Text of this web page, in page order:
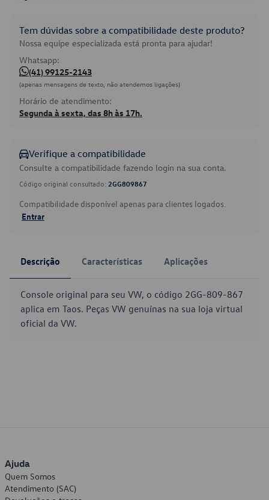
Tem dúvidas sobre a compatibilidade deste produto?
Nossa equipe especializada está pronta para ajudar!
Whatsapp:
(41) 99125-2143
(apenas mensagens de texto, não atendemos ligações)
Horário de atendimento:
Segunda à sexta, das 8h às 17h.
Verifique a compatibilidade
Consulte a compatibilidade fazendo login na sua conta.
Código original consultado: 2GG809867
Compatibilidade disponível apenas para clientes logados.
Entrar
Descrição Características Aplicações
Console original para seu VW, o código 2GG-809-867
aplica em Taos. Peças VW genuínas na sua loja virtual
oficial da VW.
Ajuda
Quem Somos
Atendimento (SAC)